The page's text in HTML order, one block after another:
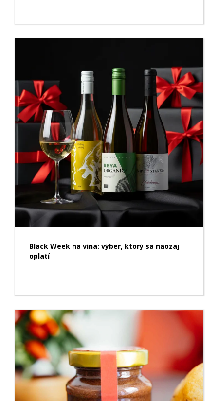
Black Week na vína: výber, ktorý sa naozaj
oplatí